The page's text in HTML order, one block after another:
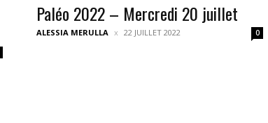
Paléo 2022 – Mercredi 20 juillet
ALESSIA MERULLA 22 JUILLET 2022 0